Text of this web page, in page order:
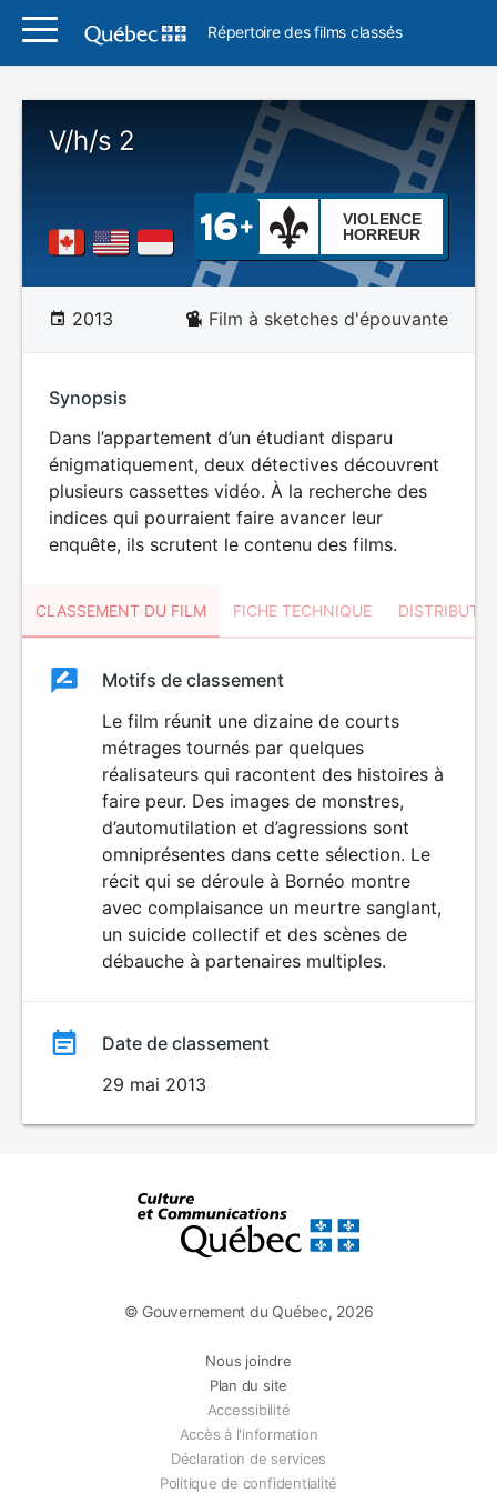
Répertoire des films classés
V/h/s 2
VIOLENCE
HORREUR
2013 Film à sketches d'épouvante
Synopsis
Dans l’appartement d’un étudiant disparu
énigmatiquement, deux détectives découvrent
plusieurs cassettes vidéo. À la recherche des
indices qui pourraient faire avancer leur
enquête, ils scrutent le contenu des films.
CLASSEMENT DU FILM FICHE TECHNIQUE
ClassementClassement
VIOLENCE
HORREUR
Motifs de classement
Le film réunit une dizaine de courts
métrages tournés par quelques
réalisateurs qui racontent des histoires à
faire peur. Des images de monstres,
d’automutilation et d’agressions sont
omniprésentes dans cette sélection. Le
récit qui se déroule à Bornéo montre
avec complaisance un meurtre sanglant,
un suicide collectif et des scènes de
débauche à partenaires multiples.
Date de classement
29 mai 2013
© Gouvernement du Québec, 2026
Nous joindre
Plan du site
Accessibilité
Accès à l'information
Déclaration de services
Politique de confidentialité